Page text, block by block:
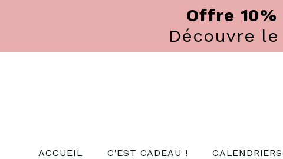
Offre 10%
Découvre le
ACCUEIL C'EST CADEAU ! CALENDRIERS